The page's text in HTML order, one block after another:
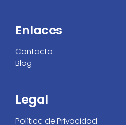
Enlaces
Contacto
Blog
Legal
Política de Privacidad